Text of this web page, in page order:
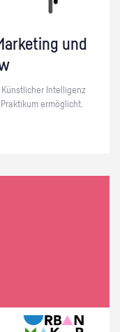
und
In­tel­li­genz
er­mög­licht.